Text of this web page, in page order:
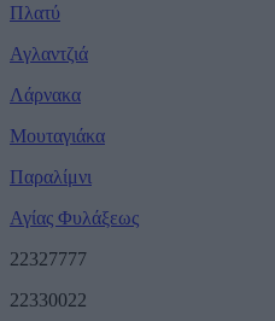
Πλατύ
Αγλαντζιά
Λάρνακα
Μουταγιάκα
Παραλίμνι
Αγίας Φυλάξεως
22327777
22330022